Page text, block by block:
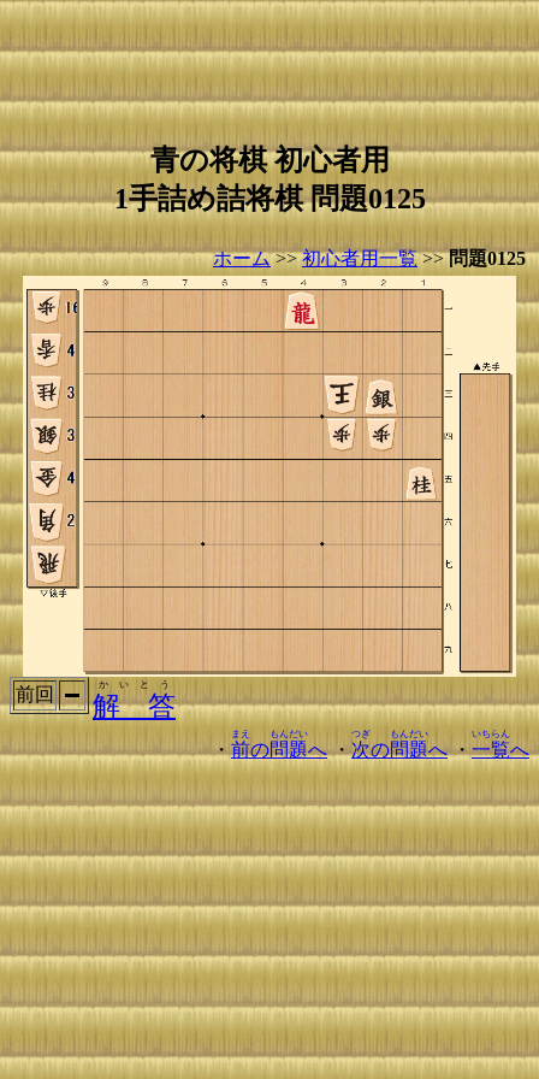
青の将棋 初心者用
1手詰め詰将棋 問題0125
ホーム>>初心者用一覧>>問題0125
前回 解 答
かいとう
・前
まえ
の問題
もんだい
へ・次
つぎ
の問題
もんだい
へ・一覧
いちらん
へ